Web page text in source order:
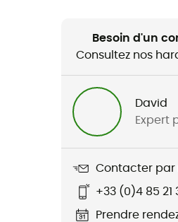
Besoin d'un
Consultez nos
David
Expert
Contacter par
+33 (0)4 85 21
Prendre